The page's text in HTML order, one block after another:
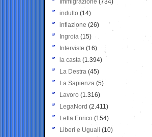
Immigrazione (734)
indulto (14)
inflazione (26)
Ingroia (15)
Interviste (16)
la casta (1.394)
La Destra (45)
La Sapienza (5)
Lavoro (1.316)
LegaNord (2.411)
Letta Enrico (154)
Liberi e Uguali (10)